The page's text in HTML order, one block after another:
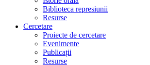
Biblioteca represiunii
Resurse
Cercetare
Proiecte de cercetare
Evenimente
Publicații
Resurse